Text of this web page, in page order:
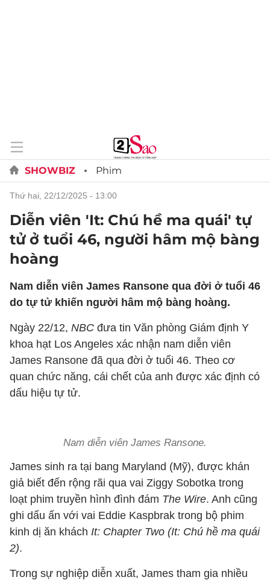
SHOWBIZ Phim
thứ hai, 22/12/2025 - 13:00
Diễn viên 'It: Chú hề ma quái' tự
tử ở tuổi 46, người hâm mộ bàng
hoàng
Nam diễn viên James Ransone qua đời ở tuổi 46
do tự tử khiến người hâm mộ bàng hoàng.
Ngày 22/12, NBC đưa tin Văn phòng Giám định Y
khoa hạt Los Angeles xác nhận nam diễn viên
James Ransone đã qua đời ở tuổi 46. Theo cơ
quan chức năng, cái chết của anh được xác định có
dấu hiệu tự tử.
Nam diễn viên James Ransone.
James sinh ra tại bang Maryland (Mỹ), được khán
giả biết đến rộng rãi qua vai Ziggy Sobotka trong
loạt phim truyền hình đình đám The Wire. Anh cũng
ghi dấu ấn với vai Eddie Kaspbrak trong bộ phim
kinh dị ăn khách It: Chapter Two (It: Chú hề ma quái
2).
Trong sự nghiệp diễn xuất, James tham gia nhiều